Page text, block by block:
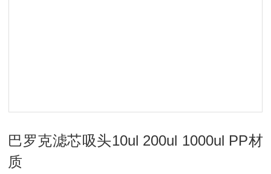
巴罗克滤芯吸头10ul 200ul 1000ul PP材
质